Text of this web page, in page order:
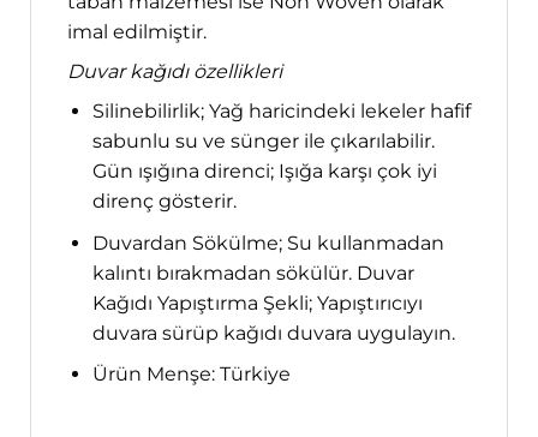
imal edilmiştir.
Duvar kağıdı özellikleri
Silinebilirlik; Yağ haricindeki lekeler hafif
sabunlu su ve sünger ile çıkarılabilir.
Gün ışığına direnci; Işığa karşı çok iyi
direnç gösterir.
Duvardan Sökülme; Su kullanmadan
kalıntı bırakmadan sökülür. Duvar
Kağıdı Yapıştırma Şekli; Yapıştırıcıyı
duvara sürüp kağıdı duvara uygulayın.
Ürün Menşe: Türkiye